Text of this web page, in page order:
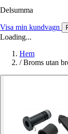
Delsumma
Visa min kundvagn
Loading...
Hem
/ Broms utan